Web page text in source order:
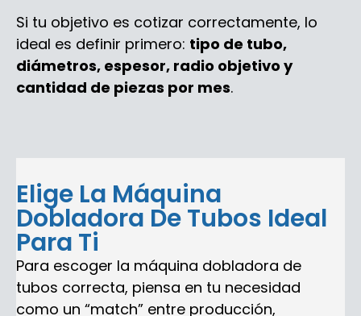
Si tu objetivo es cotizar correctamente, lo
ideal es definir primero: tipo de tubo,
diámetros, espesor, radio objetivo y
cantidad de piezas por mes.
Elige La Máquina
Dobladora De Tubos Ideal
Para Ti
Para escoger la máquina dobladora de
tubos correcta, piensa en tu necesidad
como un “match” entre producción,